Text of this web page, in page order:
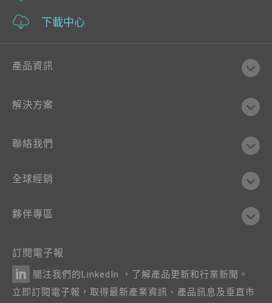
下載中心
產品資訊
解決方案
聯絡我們
全球經銷
夥伴專區
訂閱電子報
關注我們的LinkedIn ，了解產品更新和行業新聞。
立即訂閱電子報，取得最新產業資訊、產品訊息及垂直市